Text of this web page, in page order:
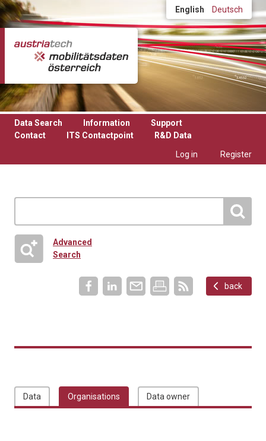
Skip to main content English Deutsch
Data Search Information
Support
Contact
ITS Contactpoint
R&D Data
Log in
Register
Advanced
Search
back
Data Organisations Data owner